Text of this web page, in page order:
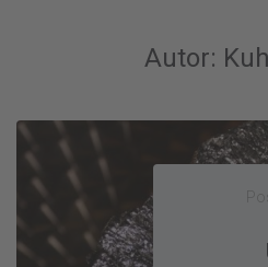
Autor: